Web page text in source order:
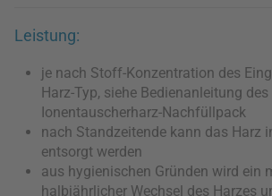
Leistung:
je nach Stoff-Konzentration des
Harz-Typ, siehe Bedienanleitung des
Ionentauscherharz-Nachfüllpack
nach Standzeitende kann das Harz
entsorgt werden
aus hygienischen Gründen wird ein
halbjährlicher Wechsel des Harzes